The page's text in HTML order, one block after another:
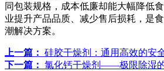
同包装规格，成本低廉却能大幅降低
业提升产品品质、减少售后损耗，是
潮解决方案。
上一篇： 硅胶干燥剂：通用高效的安
下一篇： 氯化钙干燥剂——极限除湿